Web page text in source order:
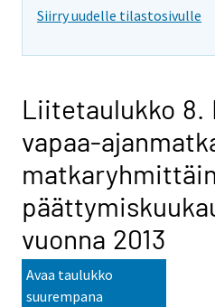
Siirry uudelle tilastosivulle
Liitetaulukko 8.
vapaa-
matkaryhmittäin
vuonna 2013
Avaa taulukko
suurempana